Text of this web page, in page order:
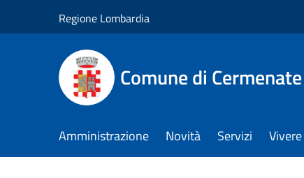
Regione Lombardia
Comune di Cermenate
Amministrazione Novità Servizi